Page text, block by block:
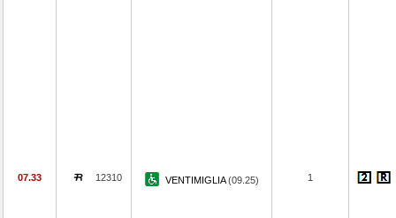
07.33 12310 VENTIMIGLIA(09.25) 1